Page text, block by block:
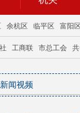
新闻视频